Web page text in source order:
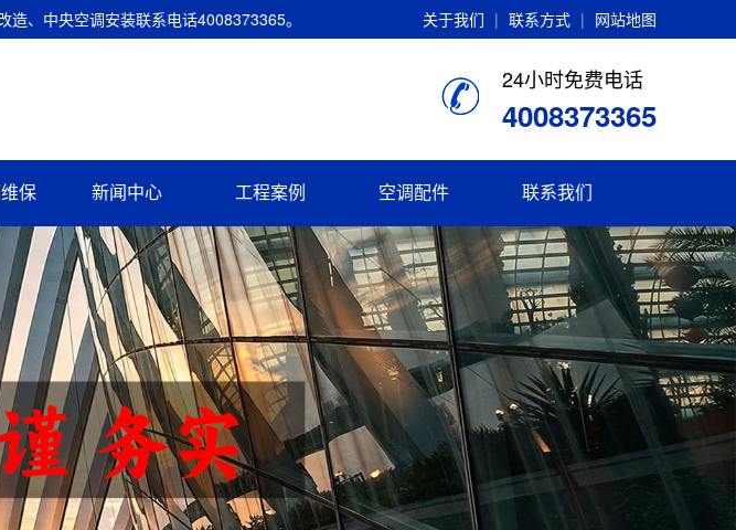
关于我们 | 联系方式 | 网站地图
、中央空调安装联系电话4008373365。
24小时免费电话
4008373365
保 新闻中心 工程案例 空调配件 联系我们